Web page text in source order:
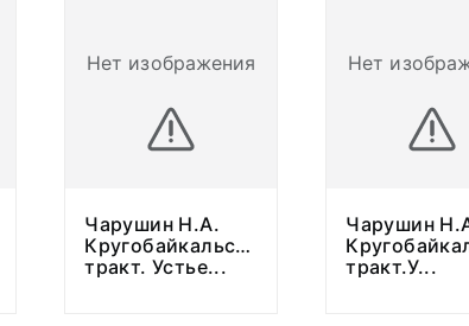
Нет изображения
Чарушин Н.А.
Кругобайкальский
тракт. Устье...
Нет
Чарушин
тракт.У...